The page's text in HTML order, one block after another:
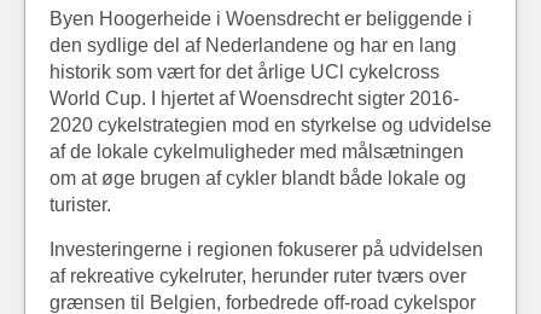
Byen Hoogerheide i Woensdrecht er beliggende i
den sydlige del af Nederlandene og har en lang
historik som vært for det årlige UCl cykelcross
World Cup. I hjertet af Woensdrecht sigter 2016-
2020 cykelstrategien mod en styrkelse og udvidelse
af de lokale cykelmuligheder med målsætningen
om at øge brugen af cykler blandt både lokale og
turister.
Investeringerne i regionen fokuserer på udvidelsen
af rekreative cykelruter, herunder ruter tværs over
grænsen til Belgien, forbedrede off-road cykelspor